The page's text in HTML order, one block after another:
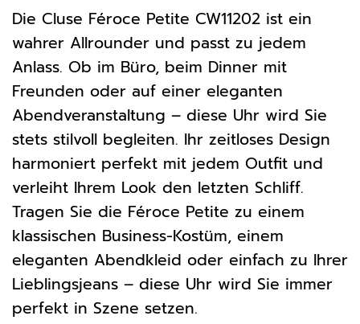
Die Cluse Féroce Petite CW11202 ist ein
wahrer Allrounder und passt zu jedem
Anlass. Ob im Büro, beim Dinner mit
Freunden oder auf einer eleganten
Abendveranstaltung – diese Uhr wird Sie
stets stilvoll begleiten. Ihr zeitloses Design
harmoniert perfekt mit jedem Outfit und
verleiht Ihrem Look den letzten Schliff.
Tragen Sie die Féroce Petite zu einem
klassischen Business-Kostüm, einem
eleganten Abendkleid oder einfach zu Ihrer
Lieblingsjeans – diese Uhr wird Sie immer
perfekt in Szene setzen.